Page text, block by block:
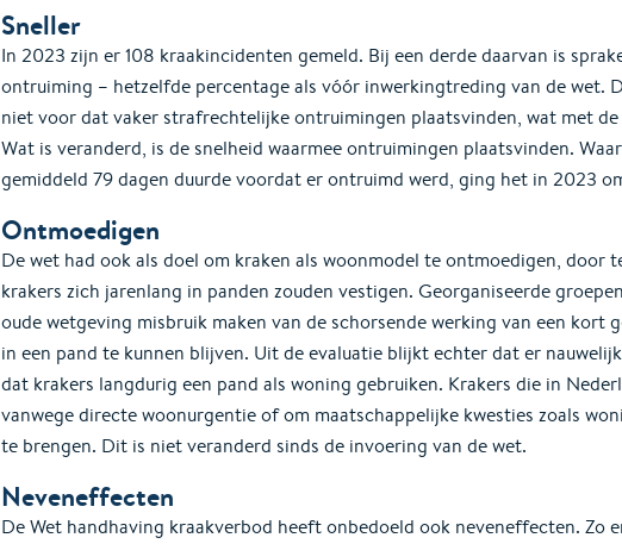
Sneller
In 2023 zijn er 108 kraakincidenten gemeld. Bij een derde daarvan is
ontruiming – hetzelfde percentage als vóór inwerkingtreding van de wet.
niet voor dat vaker strafrechtelijke ontruimingen plaatsvinden, wat met
Wat is veranderd, is de snelheid waarmee ontruimingen plaatsvinden.
gemiddeld 79 dagen duurde voordat er ontruimd werd, ging het in 2023
Ontmoedigen
De wet had ook als doel om kraken als woonmodel te ontmoedigen, door
krakers zich jarenlang in panden zouden vestigen. Georganiseerde
oude wetgeving misbruik maken van de schorsende werking van een kort
in een pand te kunnen blijven. Uit de evaluatie blijkt echter dat er
dat krakers langdurig een pand als woning gebruiken. Krakers die in
vanwege directe woonurgentie of om maatschappelijke kwesties zoals
te brengen. Dit is niet veranderd sinds de invoering van de wet.
Neveneffecten
De Wet handhaving kraakverbod heeft onbedoeld ook neveneffecten. Zo